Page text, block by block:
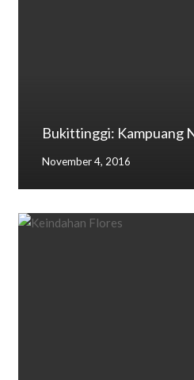
Bukittinggi: Kampuang
November 4, 2016